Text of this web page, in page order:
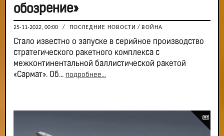
обозрение»
25-11-2022, 00:00 / ПОСЛЕДНИЕ НОВОСТИ / ВОЙНА
Стало известно о запуске в серийное производство
стратегического ракетного комплекса с
межконтинентальной баллистической ракетой
«Сармат». Об... подробнее...